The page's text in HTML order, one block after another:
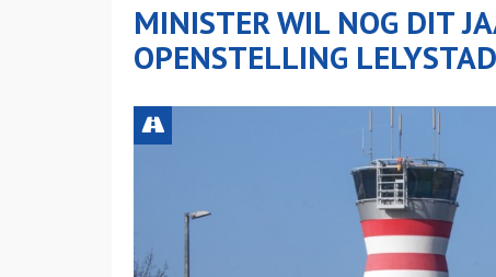
MINISTER WIL NOG DIT
OPENSTELLING